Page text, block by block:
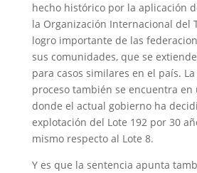
hecho histórico por la aplicación
la Organización Internacional del
logro importante de las
sus comunidades, que se
para casos similares en el país.
proceso también se encuentra en
donde el actual gobierno ha
explotación del Lote 192 por 30
mismo respecto al Lote 8.
Y es que la sentencia apunta